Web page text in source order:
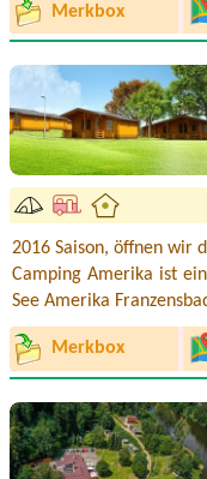
Merkbox
2016 Saison, öffnen wir
Camping Amerika ist
See Amerika
Merkbox